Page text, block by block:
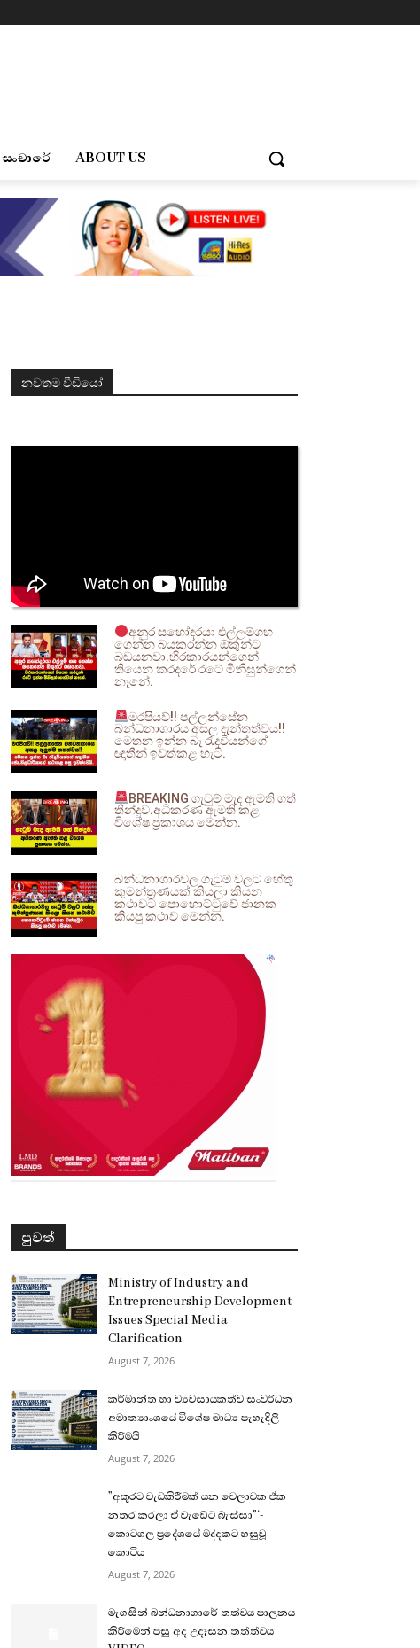
සංචාරේ ABOUT US
නවතම වීඩියෝ
අනුර සහෝදරයා එල්ලුම්ගහ
ගෙන්න බයකරන්න ඕකුන්ට
බඩයනවා.හිරකාරයන්ගෙන්
තියෙන කරදරේ රටේ මිනිසුන්ගෙන්
නෑනේ.
මරපියව්!! පල්ලන්සේන
බන්ධනාගාරය අසල දැන්තත්වය!!
මෙතන ඉන්න බෑ රැදවියන්ගේ
ඥාතීන් ඉවත්කළ හැටි.
BREAKING ගැටුම් මැද ඇමති ගත්
තීන්දුව.අධිකරණ ඇමති කළ
විශේෂ ප්‍රකාශය මෙන්න.
බන්ධනාගාරවල ගැටුම් වලට හේතු
කුමන්ත්‍රණයක් කියලා කියන
කථාවට පොහොට්ටුවේ ජානක
කියපු කථාව මෙන්න.
පුවත්
Ministry of Industry and
Entrepreneurship Development
Issues Special Media
Clarification
August 7, 2026
කර්මාන්ත හා ව්‍යවසායකත්ව සංවර්ධන
අමාත්‍යාංශයේ විශේෂ මාධ්‍ය පැහැදිලි
කිරීමයි
August 7, 2026
”අකුරට වැඩකිරීමක් යන වෙලාවක ඒක
නතර කරලා ඒ වැඩේට බැස්සා”‘-
කොටගල ප්‍රදේශයේ මද්දකට හසුවූ
කොටිය
August 7, 2026
මැගසින් බන්ධනාගාරේ තත්වය පාලනය
කිරීමෙන් පසු අද උදෑසන තත්ත්වය